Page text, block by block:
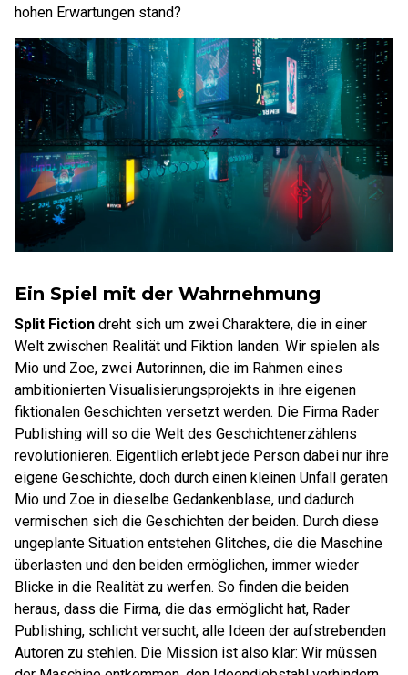
hohen Erwartungen stand?
Ein Spiel mit der Wahrnehmung
Split Fiction dreht sich um zwei Charaktere, die in einer
Welt zwischen Realität und Fiktion landen. Wir spielen als
Mio und Zoe, zwei Autorinnen, die im Rahmen eines
ambitionierten Visualisierungsprojekts in ihre eigenen
fiktionalen Geschichten versetzt werden. Die Firma Rader
Publishing will so die Welt des Geschichtenerzählens
revolutionieren. Eigentlich erlebt jede Person dabei nur ihre
eigene Geschichte, doch durch einen kleinen Unfall geraten
Mio und Zoe in dieselbe Gedankenblase, und dadurch
vermischen sich die Geschichten der beiden. Durch diese
ungeplante Situation entstehen Glitches, die die Maschine
überlasten und den beiden ermöglichen, immer wieder
Blicke in die Realität zu werfen. So finden die beiden
heraus, dass die Firma, die das ermöglicht hat, Rader
Publishing, schlicht versucht, alle Ideen der aufstrebenden
Autoren zu stehlen. Die Mission ist also klar: Wir müssen